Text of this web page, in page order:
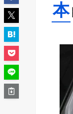
本